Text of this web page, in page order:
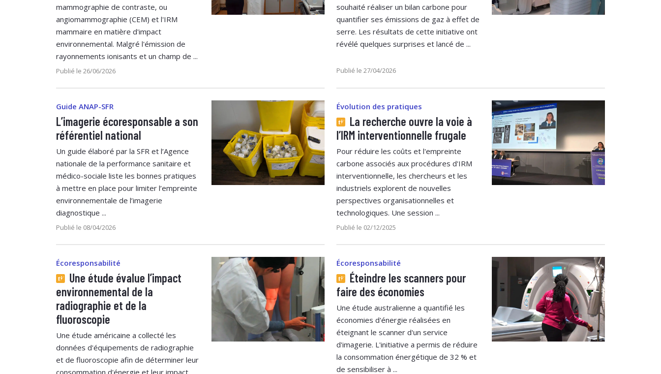
mammographie de contraste, ou
angiomammographie (CEM) et l'IRM
mammaire en matière d'impact
environnemental. Malgré l'émission de
rayonnements ionisants et un champ de ...
Publié le 26/06/2026
souhaité réaliser un bilan carbone pour
quantifier ses émissions de gaz à effet de
serre. Les résultats de cette initiative ont
révélé quelques surprises et lancé de ...
Publié le 27/04/2026
Guide ANAP-SFR
L’imagerie écoresponsable a son
référentiel national
Un guide élaboré par la SFR et l’Agence
nationale de la performance sanitaire et
médico-sociale liste les bonnes pratiques
à mettre en place pour limiter l’empreinte
environnementale de l’imagerie
diagnostique ...
Publié le 08/04/2026
Évolution des pratiques
La recherche ouvre la voie à
l’IRM interventionnelle frugale
Pour réduire les coûts et l'empreinte
carbone associés aux procédures d'IRM
interventionnelle, les chercheurs et les
industriels explorent de nouvelles
perspectives organisationnelles et
technologiques. Une session ...
Publié le 02/12/2025
Écoresponsabilité
Une étude évalue l’impact
environnemental de la
radiographie et de la
fluoroscopie
Une étude américaine a collecté les
données d'équipements de radiographie
et de fluoroscopie afin de déterminer leur
consommation d'énergie et leur impact
Écoresponsabilité
Éteindre les scanners pour
faire des économies
Une étude australienne a quantifié les
économies d'énergie réalisées en
éteignant le scanner d'un service
d'imagerie. L'initiative a permis de réduire
la consommation énergétique de 32 % et
de sensibiliser à ...